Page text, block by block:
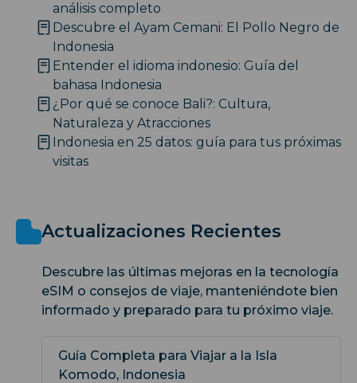
análisis completo
Descubre el Ayam Cemani: El Pollo Negro de
Indonesia
Entender el idioma indonesio: Guía del
bahasa Indonesia
¿Por qué se conoce Bali?: Cultura,
Naturaleza y Atracciones
Indonesia en 25 datos: guía para tus próximas
visitas
Actualizaciones Recientes
Descubre las últimas mejoras en la tecnología
eSIM o consejos de viaje, manteniéndote bien
informado y preparado para tu próximo viaje.
Guía Completa para Viajar a la Isla
Komodo, Indonesia